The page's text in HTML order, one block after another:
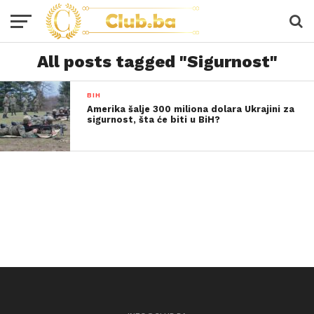
All posts tagged "Sigurnost"
BIH
Amerika šalje 300 miliona dolara Ukrajini za
sigurnost, šta će biti u BiH?